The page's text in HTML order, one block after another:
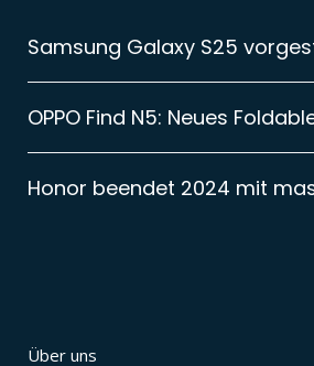
Samsung Galaxy S25
OPPO Find N5: Neues
Honor beendet 2024 mit
Über uns